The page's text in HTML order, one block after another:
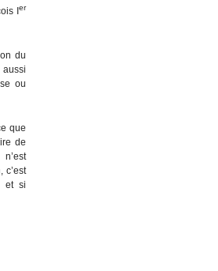
Ier
du
aussi
ou
que
de
c’est
et si